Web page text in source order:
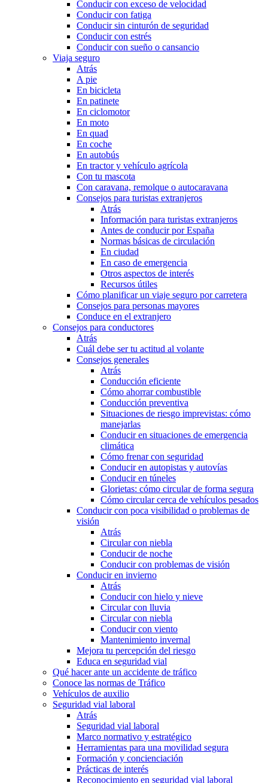
Conducir con exceso de velocidad
Conducir con fatiga
Conducir sin cinturón de seguridad
Conducir con estrés
Conducir con sueño o cansancio
Viaja seguro
Atrás
A pie
En bicicleta
En patinete
En ciclomotor
En moto
En quad
En coche
En autobús
En tractor y vehículo agrícola
Con tu mascota
Con caravana, remolque o autocaravana
Consejos para turistas extranjeros
Atrás
Información para turistas extranjeros
Antes de conducir por España
Normas básicas de circulación
En ciudad
En caso de emergencia
Otros aspectos de interés
Recursos útiles
Cómo planificar un viaje seguro por carretera
Consejos para personas mayores
Conduce en el extranjero
Consejos para conductores
Atrás
Cuál debe ser tu actitud al volante
Consejos generales
Atrás
Conducción eficiente
Cómo ahorrar combustible
Conducción preventiva
Situaciones de riesgo imprevistas: cómo
manejarlas
Conducir en situaciones de emergencia
climática
Cómo frenar con seguridad
Conducir en autopistas y autovías
Conducir en túneles
Glorietas: cómo circular de forma segura
Cómo circular cerca de vehículos pesados
Conducir con poca visibilidad o problemas de
visión
Atrás
Circular con niebla
Conducir de noche
Conducir con problemas de visión
Conducir en invierno
Atrás
Conducir con hielo y nieve
Circular con lluvia
Circular con niebla
Conducir con viento
Mantenimiento invernal
Mejora tu percepción del riesgo
Educa en seguridad vial
Qué hacer ante un accidente de tráfico
Conoce las normas de Tráfico
Vehículos de auxilio
Seguridad vial laboral
Atrás
Seguridad vial laboral
Marco normativo y estratégico
Herramientas para una movilidad segura
Formación y concienciación
Prácticas de interés
Reconocimiento en seguridad vial laboral